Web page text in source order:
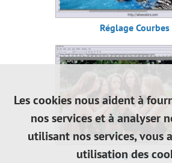
Réglage Courbes
Réglage Niveaux
Les cookies nous aident à
nos services et à analyser
utilisant nos services, vous
utilisation des